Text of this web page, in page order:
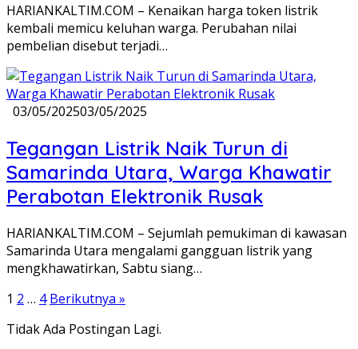
HARIANKALTIM.COM – Kenaikan harga token listrik
kembali memicu keluhan warga. Perubahan nilai
pembelian disebut terjadi…
03/05/202503/05/2025
Tegangan Listrik Naik Turun di
Samarinda Utara, Warga Khawatir
Perabotan Elektronik Rusak
HARIANKALTIM.COM – Sejumlah pemukiman di kawasan
Samarinda Utara mengalami gangguan listrik yang
mengkhawatirkan, Sabtu siang…
Paginasi
pos
1 2 … 4 Berikutnya »
Tidak Ada Postingan Lagi.